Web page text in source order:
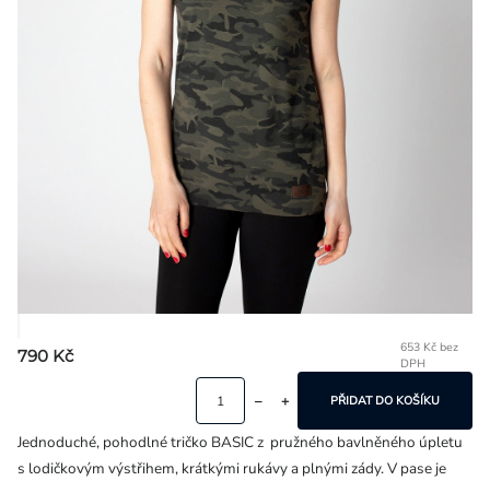
790 Kč
653 Kč bez
DPH
PŘIDAT DO KOŠÍKU
Jednoduché, pohodlné tričko BASIC z pružného bavlněného úpletu
s lodičkovým výstřihem, krátkými rukávy a plnými zády. V pase je